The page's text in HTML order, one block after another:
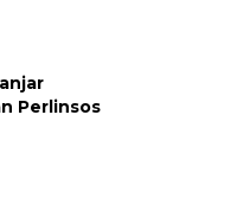
Perlinsos